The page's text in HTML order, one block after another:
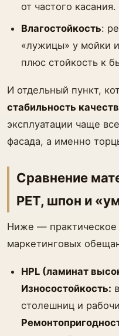
от частого касания.
Влагостойкость:
«лужицы» у мойки
плюс стойкость к
И отдельный пункт,
стабильность
эксплуатации чаще
фасада, а именно
Сравнение
PET, шпон и
Ниже — практическое
маркетинговых
HPL (ламинат
Износостойкость:
столешниц и